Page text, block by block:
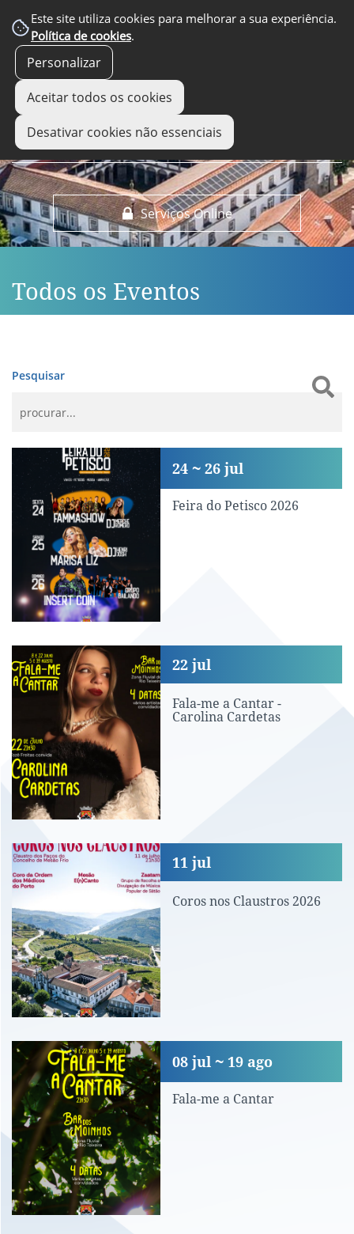
Este site utiliza cookies para melhorar a sua experiência.
Política de cookies.
Personalizar
Aceitar todos os cookies
Desativar cookies não essenciais
Serviços Online
EM DESTAQUE
Todos os Eventos
Pesquisar
Feira do Petisco 2026
Feira do Petisco 2026
24 26 jul
Fala-me a Cantar - Carolina Cardetas
Fala-me a Cantar -
Carolina Cardetas
22 jul
Coros nos Claustros 2026
Coros nos Claustros 2026
11 jul
Fala-me a Cantar
Fala-me a Cantar
08 jul 19 ago